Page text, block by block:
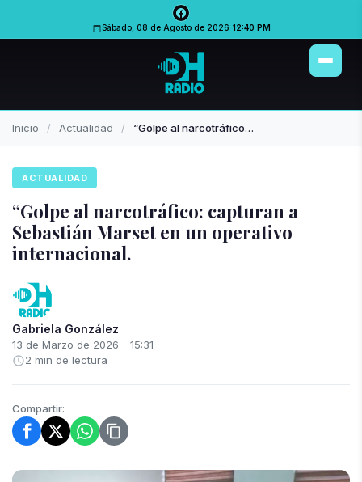
Sábado, 08 de Agosto de 2026 12:40 PM
Inicio Actualidad “Golpe al narcotráfico: capturan a Sebastián Marset en un operativo internacional.
ACTUALIDAD
“Golpe al narcotráfico: capturan a
Sebastián Marset en un operativo
internacional.
Gabriela González
13 de Marzo de 2026 - 15:31
2 min de lectura
Compartir: